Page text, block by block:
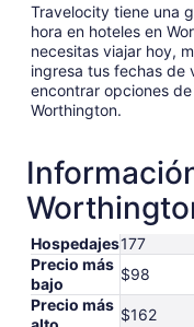
Travelocity tiene una
hora en hoteles en Worthington y de otro tipo, por si
necesitas viajar hoy,
ingresa tus fechas de
encontrar opciones
Worthington.
Hospedajes177
Precio más
bajo
$98
Precio más
$162